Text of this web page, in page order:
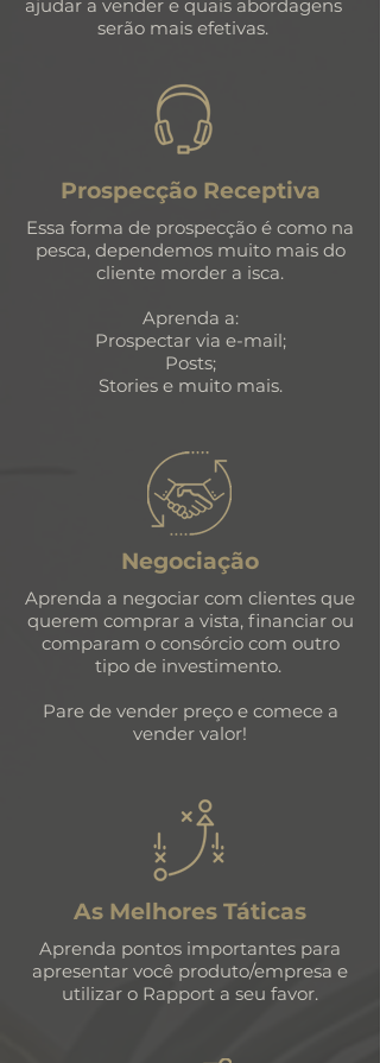
ajudar a vender e quais abordagens
serão mais efetivas.
Prospecção Receptiva
Essa forma de prospecção é como na
pesca, dependemos muito mais do
cliente morder a isca.
Aprenda a:
Prospectar via e-mail;
Posts;
Stories e muito mais.
Negociação
Aprenda a negociar com clientes que
querem comprar a vista, financiar ou
comparam o consórcio com outro
tipo de investimento.
Pare de vender preço e comece a
vender valor!
As Melhores Táticas
Aprenda pontos importantes para
apresentar você produto/empresa e
utilizar o Rapport a seu favor.